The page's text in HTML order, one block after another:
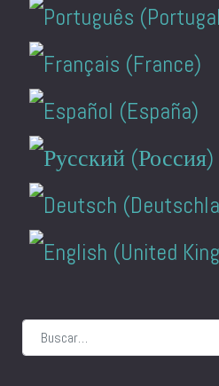
Seleccione su idioma
Buscar